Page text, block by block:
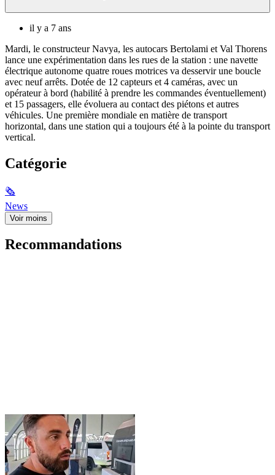
il y a 7 ans
Mardi, le constructeur Navya, les autocars Bertolami et Val Thorens
lance une expérimentation dans les rues de la station : une navette
électrique autonome quatre roues motrices va desservir une boucle
avec neuf arrêts. Dotée de 12 capteurs et 4 caméras, avec un
opérateur à bord (habilité à prendre les commandes éventuellement)
et 15 passagers, elle évoluera au contact des piétons et autres
véhicules. Une première mondiale en matière de transport
horizontal, dans une station qui a toujours été à la pointe du transport
vertical.
Catégorie
🗞
News
Voir moins
Recommandations